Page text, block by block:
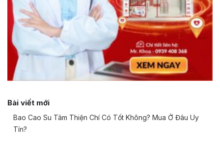
Bài viết mới
Bao Cao Su Tâm Thiện Chí Có Tốt Không? Mua Ở Đâu Uy
Tín?